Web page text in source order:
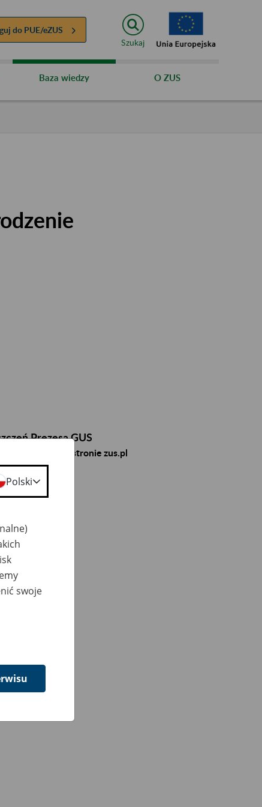
do PUE/eZUS
Szukaj
Baza wiedzy O ZUS
Prezesa GUS
zawarte na stronie zus.pl
Polski
swoje